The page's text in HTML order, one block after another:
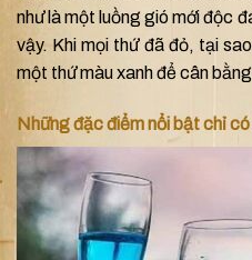
như là một luồng gió mới độc
vậy. Khi mọi thứ đã đỏ, tại
một thứ màu xanh để cân bằng
Những đặc điểm nổi bật chỉ